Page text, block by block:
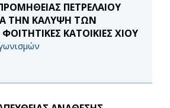
ΠΕΤΡΕΛΑΙΟΥ
ΤΗΝ ΚΑΛΥΨΗ ΤΩΝ
ΚΑΤΟΙΚΙΕΣ ΧΙΟΥ